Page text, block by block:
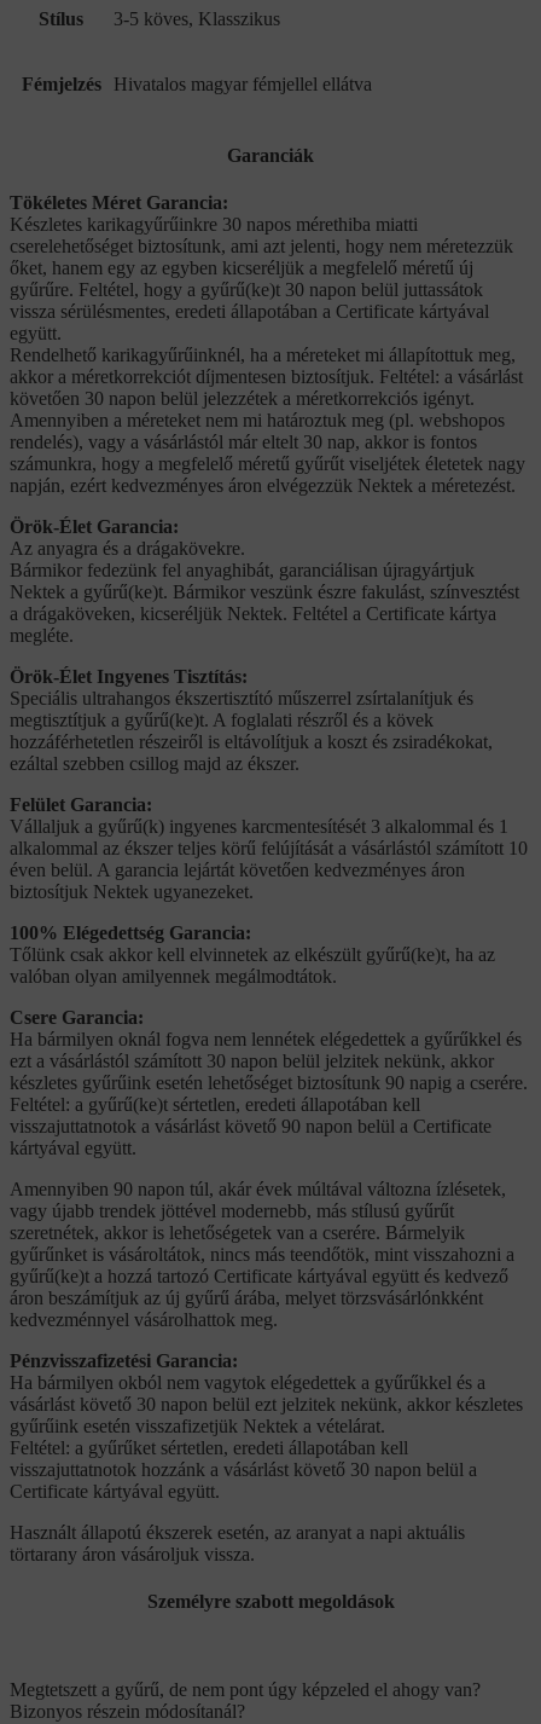
Stílus 3-5 köves, Klasszikus
Fémjelzés Hivatalos magyar fémjellel ellátva
Garanciák
Tökéletes Méret Garancia:
Készletes karikagyűrűinkre 30 napos mérethiba miatti
cserelehetőséget biztosítunk, ami azt jelenti, hogy nem méretezzük
őket, hanem egy az egyben kicseréljük a megfelelő méretű új
gyűrűre. Feltétel, hogy a gyűrű(ke)t 30 napon belül juttassátok
vissza sérülésmentes, eredeti állapotában a Certificate kártyával
együtt.
Rendelhető karikagyűrűinknél, ha a méreteket mi állapítottuk meg,
akkor a méretkorrekciót díjmentesen biztosítjuk. Feltétel: a vásárlást
követően 30 napon belül jelezzétek a méretkorrekciós igényt.
Amennyiben a méreteket nem mi határoztuk meg (pl. webshopos
rendelés), vagy a vásárlástól már eltelt 30 nap, akkor is fontos
számunkra, hogy a megfelelő méretű gyűrűt viseljétek életetek nagy
napján, ezért kedvezményes áron elvégezzük Nektek a méretezést.
Örök-Élet Garancia:
Az anyagra és a drágakövekre.
Bármikor fedezünk fel anyaghibát, garanciálisan újragyártjuk
Nektek a gyűrű(ke)t. Bármikor veszünk észre fakulást, színvesztést
a drágaköveken, kicseréljük Nektek. Feltétel a Certificate kártya
megléte.
Örök-Élet Ingyenes Tisztítás:
Speciális ultrahangos ékszertisztító műszerrel zsírtalanítjuk és
megtisztítjuk a gyűrű(ke)t. A foglalati részről és a kövek
hozzáférhetetlen részeiről is eltávolítjuk a koszt és zsiradékokat,
ezáltal szebben csillog majd az ékszer.
Felület Garancia:
Vállaljuk a gyűrű(k) ingyenes karcmentesítését 3 alkalommal és 1
alkalommal az ékszer teljes körű felújítását a vásárlástól számított 10
éven belül. A garancia lejártát követően kedvezményes áron
biztosítjuk Nektek ugyanezeket.
100% Elégedettség Garancia:
Tőlünk csak akkor kell elvinnetek az elkészült gyűrű(ke)t, ha az
valóban olyan amilyennek megálmodtátok.
Csere Garancia:
Ha bármilyen oknál fogva nem lennétek elégedettek a gyűrűkkel és
ezt a vásárlástól számított 30 napon belül jelzitek nekünk, akkor
készletes gyűrűink esetén lehetőséget biztosítunk 90 napig a cserére.
Feltétel: a gyűrű(ke)t sértetlen, eredeti állapotában kell
visszajuttatnotok a vásárlást követő 90 napon belül a Certificate
kártyával együtt.
Amennyiben 90 napon túl, akár évek múltával változna ízlésetek,
vagy újabb trendek jöttével modernebb, más stílusú gyűrűt
szeretnétek, akkor is lehetőségetek van a cserére. Bármelyik
gyűrűnket is vásároltátok, nincs más teendőtök, mint visszahozni a
gyűrű(ke)t a hozzá tartozó Certificate kártyával együtt és kedvező
áron beszámítjuk az új gyűrű árába, melyet törzsvásárlónkként
kedvezménnyel vásárolhattok meg.
Pénzvisszafizetési Garancia:
Ha bármilyen okból nem vagytok elégedettek a gyűrűkkel és a
vásárlást követő 30 napon belül ezt jelzitek nekünk, akkor készletes
gyűrűink esetén visszafizetjük Nektek a vételárat.
Feltétel: a gyűrűket sértetlen, eredeti állapotában kell
visszajuttatnotok hozzánk a vásárlást követő 30 napon belül a
Certificate kártyával együtt.
Használt állapotú ékszerek esetén, az aranyat a napi aktuális
törtarany áron vásároljuk vissza.
Személyre szabott megoldások
Megtetszett a gyűrű, de nem pont úgy képzeled el ahogy van?
Bizonyos részein módosítanál?